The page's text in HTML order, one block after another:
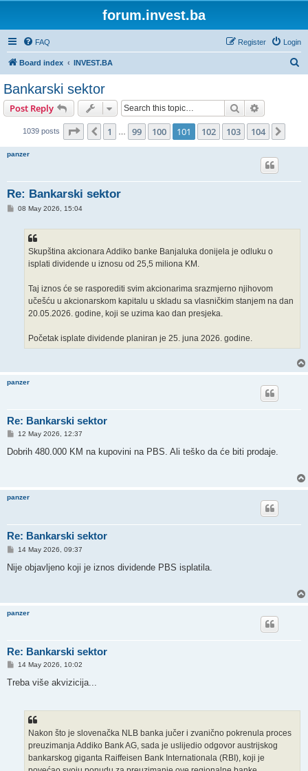
forum.invest.ba
FAQ Login
Register
Board index INVEST.BA
Bankarski sektor
Post Reply Search
1039 posts Page 101 of 104
Previous
1 99 100 101 102 103 104
panzer
Re: Bankarski sektor
P08 May 2026, 15:04
Skupština akcionara Addiko banke Banjaluka donijela je odluku o
isplati dividende u iznosu od 25,5 miliona KM.
Taj iznos će se rasporediti svim akcionarima srazmjerno njihovom
učešću u akcionarskom kapitalu u skladu sa vlasničkim stanjem na dan
20.05.2026. godine, koji se uzima kao dan presjeka.
Početak isplate dividende planiran je 25. juna 2026. godine.
panzer
Re: Bankarski sektor
P
s
12 May 2026, 12:37
Dobrih 480.000 KM na kupovini na PBS. Ali teško da će biti prodaje.
panzer
Re: Bankarski sektor
P
s
t
14 May 2026, 09:37
Nije objavljeno koji je iznos dividende PBS isplatila.
panzer
Re: Bankarski sektor
P
s
14 May 2026, 10:02
Treba više akvizicija...
Nakon što je slovenačka NLB banka jučer i zvanično pokrenula proces
preuzimanja Addiko Bank AG, sada je uslijedio odgovor austrijskog
bankarskog giganta Raiffeisen Bank Internationala (RBI), koji je